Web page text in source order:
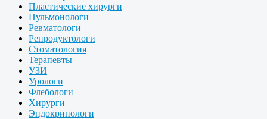
Пластические хирурги
Пульмонологи
Ревматологи
Репродуктологи
Стоматология
Терапевты
УЗИ
Урологи
Флебологи
Хирурги
Эндокринологи